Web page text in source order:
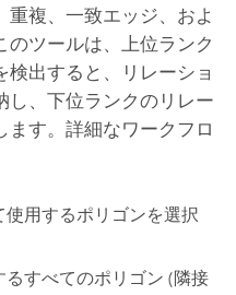
重複、一致エッジ、およ
のツールは、上位ランク
出すると、リレーショ
し、下位ランクのリレー
ます。詳細なワークフロ
用するポリゴンを選択
すべてのポリゴン (隣接